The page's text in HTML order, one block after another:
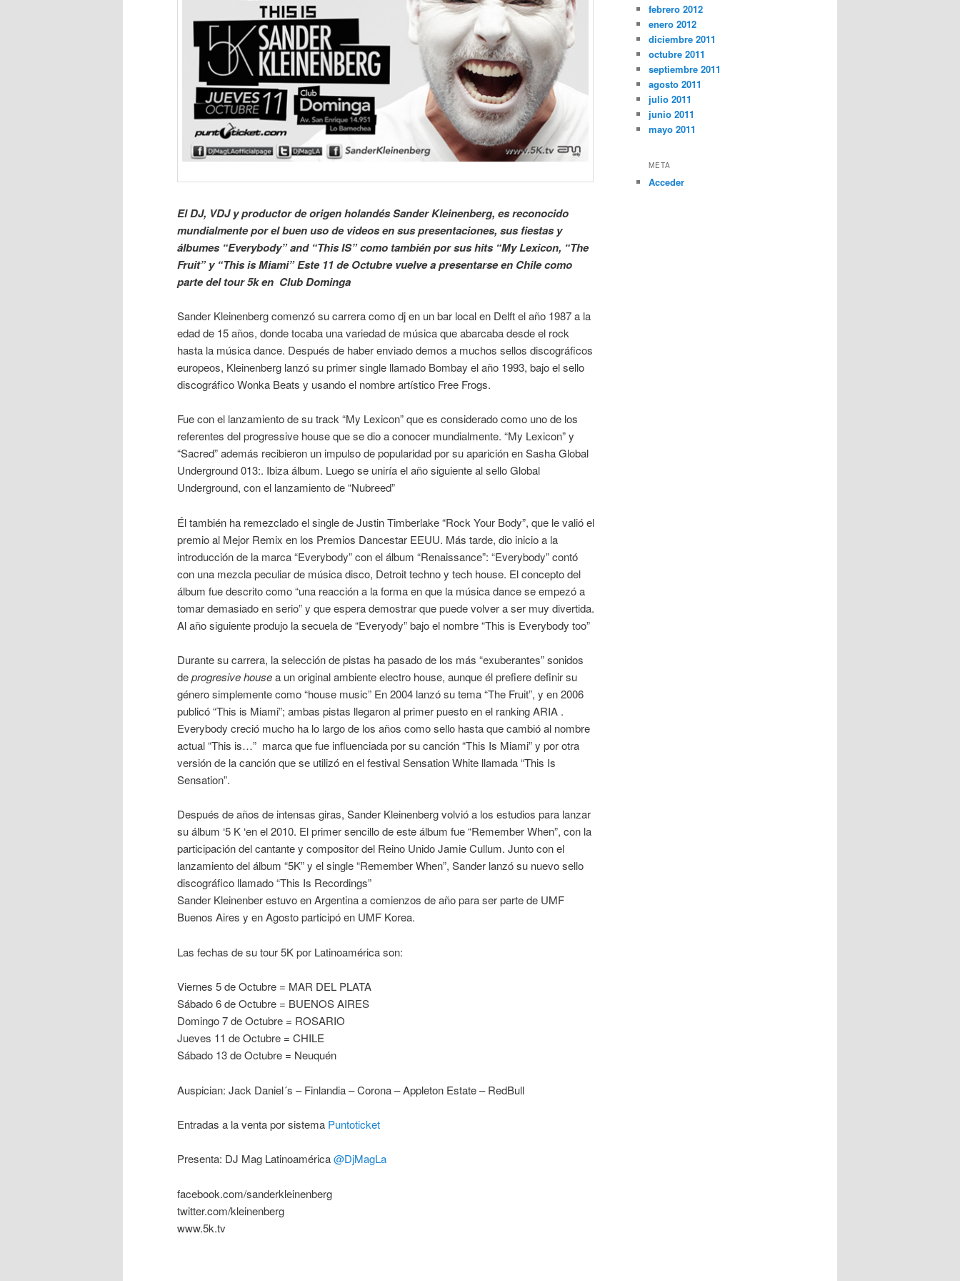
El DJ, VDJ y productor de origen holandés Sander Kleinenberg, es reconocido
mundialmente por el buen uso de videos en sus presentaciones, sus fiestas y
álbumes “Everybody” and “This IS” como también por sus hits “My Lexicon, “The
Fruit” y “This is Miami” Este 11 de Octubre vuelve a presentarse en Chile como
parte del tour 5k en Club Dominga
Sander Kleinenberg comenzó su carrera como dj en un bar local en Delft el año 1987 a la
edad de 15 años, donde tocaba una variedad de música que abarcaba desde el rock
hasta la música dance. Después de haber enviado demos a muchos sellos discográficos
europeos, Kleinenberg lanzó su primer single llamado Bombay el año 1993, bajo el sello
discográfico Wonka Beats y usando el nombre artístico Free Frogs.
Fue con el lanzamiento de su track “My Lexicon” que es considerado como uno de los
referentes del progressive house que se dio a conocer mundialmente. “My Lexicon” y
“Sacred” además recibieron un impulso de popularidad por su aparición en Sasha Global
Underground 013:. Ibiza álbum. Luego se uniría el año siguiente al sello Global
Underground, con el lanzamiento de “Nubreed”
Él también ha remezclado el single de Justin Timberlake “Rock Your Body”, que le valió el
premio al Mejor Remix en los Premios Dancestar EEUU. Más tarde, dio inicio a la
introducción de la marca “Everybody” con el álbum “Renaissance”: “Everybody” contó
con una mezcla peculiar de música disco, Detroit techno y tech house. El concepto del
álbum fue descrito como “una reacción a la forma en que la música dance se empezó a
tomar demasiado en serio” y que espera demostrar que puede volver a ser muy divertida.
Al año siguiente produjo la secuela de “Everyody” bajo el nombre “This is Everybody too”
Durante su carrera, la selección de pistas ha pasado de los más “exuberantes” sonidos
deprogresive housea un original ambiente electro house, aunque él prefiere definir su
género simplemente como “house music” En 2004 lanzó su tema “The Fruit”, y en 2006
publicó “This is Miami”; ambas pistas llegaron al primer puesto en el ranking ARIA .
Everybody creció mucho ha lo largo de los años como sello hasta que cambió al nombre
actual “This is…” marca que fue influenciada por su canción “This Is Miami” y por otra
versión de la canción que se utilizó en el festival Sensation White llamada “This Is
Sensation”.
Después de años de intensas giras, Sander Kleinenberg volvió a los estudios para lanzar
su álbum ‘5 K ‘en el 2010. El primer sencillo de este álbum fue “Remember When”, con la
participación del cantante y compositor del Reino Unido Jamie Cullum. Junto con el
lanzamiento del álbum “5K” y el single “Remember When”, Sander lanzó su nuevo sello
discográfico llamado “This Is Recordings”
Sander Kleinenber estuvo en Argentina a comienzos de año para ser parte de UMF
Buenos Aires y en Agosto participó en UMF Korea.
Las fechas de su tour 5K por Latinoamérica son:
Viernes 5 de Octubre = MAR DEL PLATA
Sábado 6 de Octubre = BUENOS AIRES
Domingo 7 de Octubre = ROSARIO
Jueves 11 de Octubre = CHILE
Sábado 13 de Octubre = Neuquén
Auspician: Jack Daniel´s – Finlandia – Corona – Appleton Estate – RedBull
Entradas a la venta por sistema Puntoticket
Presenta: DJ Mag Latinoamérica@DjMagLa
facebook.com/sanderkleinenberg
twitter.com/kleinenberg
www.5k.tv
febrero 2012
enero 2012
diciembre 2011
octubre 2011
septiembre 2011
agosto 2011
julio 2011
junio 2011
mayo 2011
META
Acceder